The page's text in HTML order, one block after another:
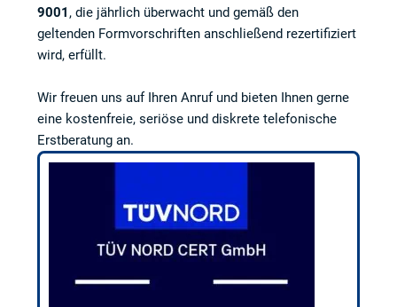
9001 , die jährlich überwacht und gemäß den
geltenden Formvorschriften anschließend rezertifiziert
wird, erfüllt.
Wir freuen uns auf Ihren Anruf und bieten Ihnen gerne
eine kostenfreie, seriöse und diskrete telefonische
Erstberatung an.